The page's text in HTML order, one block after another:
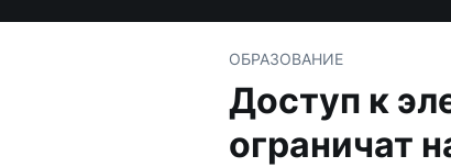
ОБРАЗОВАНИЕ
Доступ к
ограничат